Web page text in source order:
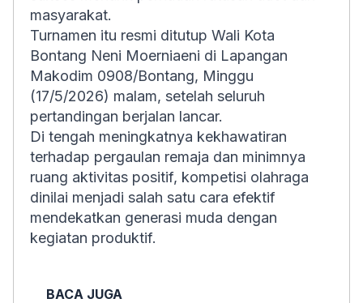
masyarakat.
Turnamen itu resmi ditutup Wali Kota
Bontang Neni Moerniaeni di Lapangan
Makodim 0908/Bontang, Minggu
(17/5/2026) malam, setelah seluruh
pertandingan berjalan lancar.
Di tengah meningkatnya kekhawatiran
terhadap pergaulan remaja dan minimnya
ruang aktivitas positif, kompetisi olahraga
dinilai menjadi salah satu cara efektif
mendekatkan generasi muda dengan
kegiatan produktif.
BACA JUGA